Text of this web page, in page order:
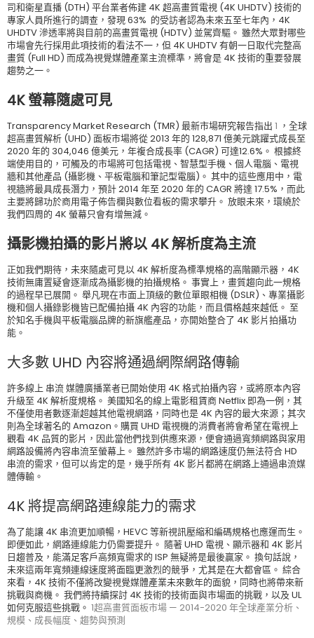
司和衛星直播 (DTH) 平台業者佈建 4K 超高畫質電視 (4K UHDTV) 技術的
專家人員所進行的調查，發現 63% 的受訪者認為未來五至七年內，4K
UHDTV 滲透率將與目前的高畫質電視 (HDTV) 並駕齊驅。 雖然大眾對哪些
市場會先行採用此項技術的看法不一，但 4K UHDTV 有朝一日取代完整高
畫質 (Full HD) 而成為視覺媒體產業主流標準，將會是 4K 技術的重要發展
趨勢之一。
4K 螢幕隨處可見
Transparency Market Research (TMR) 最新市場研究報告指出 1 ，全球
超高畫質解析 (UHD) 面板市場將從 2013 年的 128,871 億美元跳躍式成長至
2020 年的 304,046 億美元，年複合成長率 (CAGR) 可達12.6%。 根據終
端使用目的，可觸及的市場將可包括電視、智慧型手機、個人電腦、電視
牆和其他產品 (攝影機、平板電腦和筆記型電腦)。 其中的這些應用中，電
視牆將最具成長潛力，預計 2014 年至 2020 年的 CAGR 將達 17.5%，而此
主要將歸功於商用電子佈告欄與數位看板的需求攀升。 放眼未來，環繞於
我們四周的 4K 螢幕只會有增無減。
攝影機拍攝的影片將以 4K 解析度為主流
正如我們期待，未來隨處可見以 4K 解析度為標準規格的高階顯示器，4K
技術無庸置疑會逐漸成為攝影機的拍攝規格。 事實上，畫質趨向此一規格
的過程早已展開。 舉凡現在市面上頂級的數位單眼相機 (DSLR)、專業攝影
機和個人攝錄影機皆已配備拍攝 4K 內容的功能，而且價格越來越低。 至
於知名手機與平板電腦品牌的新旗艦產品，亦開始整合了 4K 影片拍攝功
能。
大多數 UHD 內容將通過網際網路傳輸
許多線上 串流 媒體廣播業者已開始使用 4K 格式拍攝內容，或將原本內容
升級至 4K 解析度規格。 美國知名的線上電影租賃商 Netflix 即為一例，其
不僅使用者數逐漸超越其他電視網路，同時也是 4K 內容的最大來源；其次
則為全球著名的 Amazon。購買 UHD 電視機的消費者將會希望在電視上
觀看 4K 品質的影片，因此當他們找到供應來源，便會通過寬頻網路與家用
網路設備將內容串流至螢幕上。 雖然許多市場的網路速度仍無法符合 HD
串流的需求，但可以肯定的是，幾乎所有 4K 影片都將在網路上通過串流媒
體傳輸。
4K 將提高網路連線能力的需求
為了能讓 4K 串流更加順暢，HEVC 等新視訊壓縮和編碼規格也應運而生。
即便如此，網路連線能力仍需要提升。 隨著 UHD 電視、顯示器和 4K 影片
日趨普及，能滿足客戶高頻寬需求的 ISP 無疑將是最後贏家。 換句話說，
未來這兩年寬頻連線速度將面臨更激烈的競爭，尤其是在大都會區。 綜合
來看，4K 技術不僅將改變視覺媒體產業未來數年的面貌，同時也將帶來新
挑戰與商機。 我們將持續探討 4K 技術的技術面與市場面的挑戰，以及 UL
如何克服這些挑戰。 1超高畫質面板市場 — 2014-2020 年全球產業分析、
規模、成長幅度、趨勢與預測